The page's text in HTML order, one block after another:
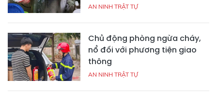
AN NINH TRẬT TỰ
Chủ động phòng ngừa cháy,
nổ đối với phương tiện giao
thông
AN NINH TRẬT TỰ